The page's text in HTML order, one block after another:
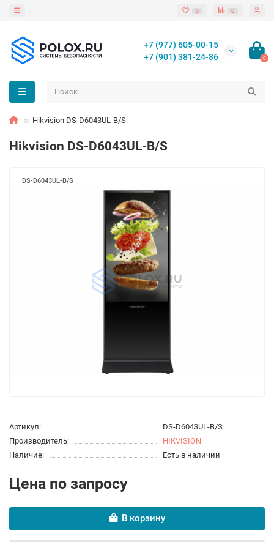
0 0
+7 (977) 605-00-15
+7 (901) 381-24-86
0
Hikvision DS-D6043UL-B/S
Hikvision DS-D6043UL-B/S
DS-D6043UL-B/S
Артикул:
DS-D6043UL-B/S
Производитель:
HIKVISION
Наличие:
Есть в наличии
Цена по запросу
В корзину